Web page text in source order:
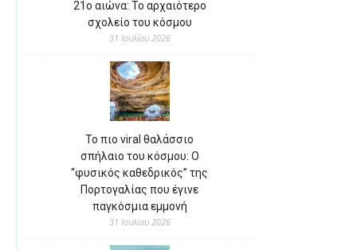
21ο αιώνα: Το αρχαιότερο
σχολείο του κόσμου
31 Ιουλίου 2026
Το πιο viral θαλάσσιο
σπήλαιο του κόσμου: Ο
“φυσικός καθεδρικός” της
Πορτογαλίας που έγινε
παγκόσμια εμμονή
31 Ιουλίου 2026